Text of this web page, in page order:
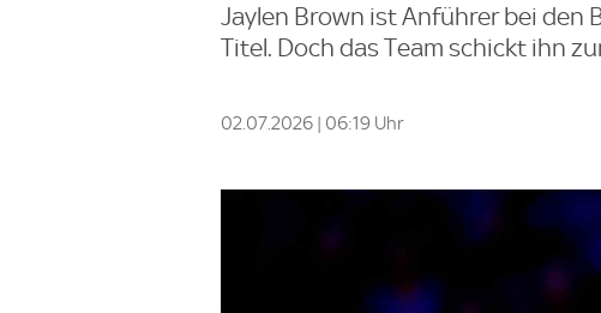
Jaylen Brown ist Anführer bei den
Titel. Doch das Team schickt ihn
02.07.2026 | 06:19 Uhr